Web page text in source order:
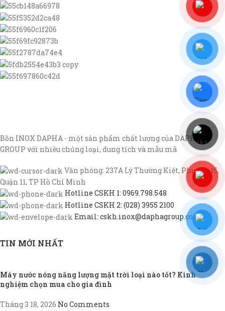
Bồn INOX DAPHA - một sản phẩm chất lượng của DAPHA
GROUP với nhiều chủng loại, dung tích và mẫu mã
Văn phòng: 237A Lý Thường Kiệt, Phường 15,
Quận 11, TP Hồ Chí Minh
Hotline CSKH 1: 0969.798.548
Hotline CSKH 2: (028) 3955 2100
Email: cskh.inox@daphagroup.com
TIN MỚI NHẤT
Máy nước nóng năng lượng mặt trời loại nào tốt? Kinh
nghiệm chọn mua cho gia đình
Tháng 3 18, 2026 No Comments